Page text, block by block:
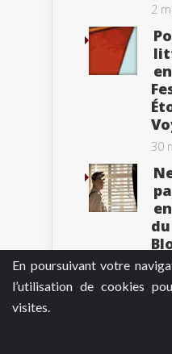
En poursuivant votre
l’utilisation de cookies
visites.
2
30
6